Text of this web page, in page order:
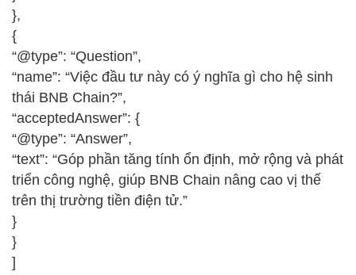
},
{
“@type”: “Question”,
“name”: “Việc đầu tư này có ý nghĩa gì cho hệ sinh
thái BNB Chain?”,
“acceptedAnswer”: {
“@type”: “Answer”,
“text”: “Góp phần tăng tính ổn định, mở rộng và phát
triển công nghệ, giúp BNB Chain nâng cao vị thế
trên thị trường tiền điện tử.”
}
}
]